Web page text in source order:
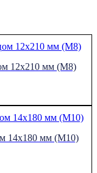
12х210 мм (М8)
14х180 мм (М10)